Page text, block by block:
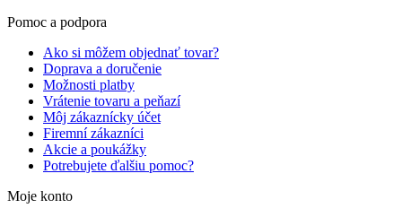
Pomoc a podpora
Ako si môžem objednať tovar?
Doprava a doručenie
Možnosti platby
Vrátenie tovaru a peňazí
Môj zákaznícky účet
Firemní zákazníci
Akcie a poukážky
Potrebujete ďalšiu pomoc?
Moje konto